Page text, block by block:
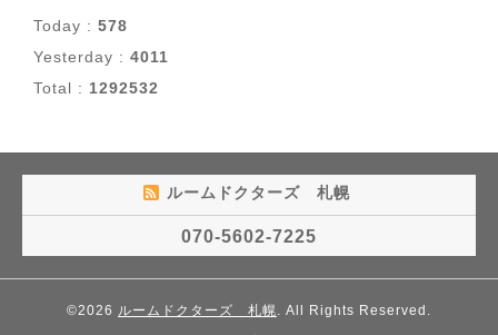
Today : 578
Yesterday : 4011
Total : 1292532
ルームドクターズ 札幌
070-5602-7225
©2026 ルームドクターズ 札幌. All Rights Reserved.